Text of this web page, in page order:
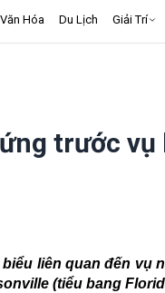
Văn Hóa Du Lịch Giải Trí
trước
liên quan đến
(tiểu bang